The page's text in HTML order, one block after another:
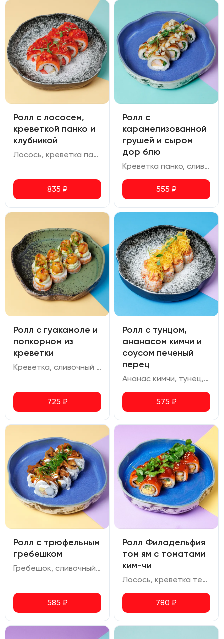
Ролл с лососем,
креветкой панко и
клубникой
Лосось, креветка панко, сливочный сыр, клубника, соус терияки
835 ₽
Ролл с
карамелизованной
грушей и сыром
дор блю
Креветка панко, сливочный сыр, груша, руккола, соус унаги, сыр дор-блю, сахар тростниковый
555 ₽
Ролл с гуакамоле и
попкорном из
креветки
Креветка, сливочный сыр, огурец, омлет, гуакамоле, соус терияки, соус кимчи-юдзу
725 ₽
Ролл с тунцом,
ананасом кимчи и
соусом печеный
перец
Ананас кимчи, тунец, сливочный сыр, авокадо, омлет, соус печеный перец, картофель пай, шичими
575 ₽
Ролл с трюфельным
гребешком
Гребешок, сливочный сыр, авокадо, омлет, сливочно-трюфельный соус, соус терияки, шампиньоны, зеленый лук
585 ₽
Ролл Филадельфия
том ям с томатами
ким-чи
Лосось, креветка темпура, сливочный сыр том ям, огурец, томаты ким чи, соус терияки, кунжут, кинза
780 ₽